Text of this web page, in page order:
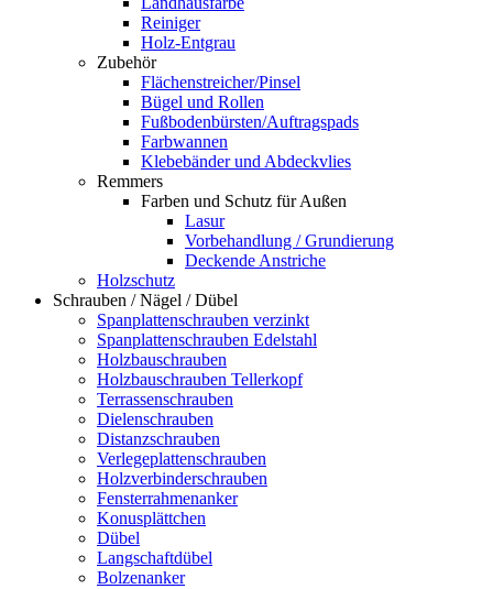
Reiniger
Holz-Entgrau
Zubehör
Flächenstreicher/Pinsel
Bügel und Rollen
Fußbodenbürsten/Auftragspads
Farbwannen
Klebebänder und Abdeckvlies
Remmers
Farben und Schutz für Außen
Lasur
Vorbehandlung / Grundierung
Deckende Anstriche
Holzschutz
Schrauben / Nägel / Dübel
Spanplattenschrauben verzinkt
Spanplattenschrauben Edelstahl
Holzbauschrauben
Holzbauschrauben Tellerkopf
Terrassenschrauben
Dielenschrauben
Distanzschrauben
Verlegeplattenschrauben
Holzverbinderschrauben
Fensterrahmenanker
Konusplättchen
Dübel
Langschaftdübel
Bolzenanker